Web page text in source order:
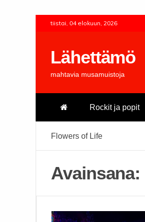
tiistai, 04 elokuun, 2026
Lähettämö
mahtavia musamuistoja
Rockit ja popit
Flowers of Life
Avainsana: